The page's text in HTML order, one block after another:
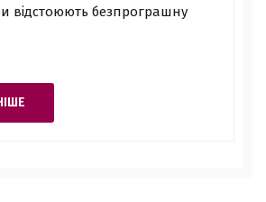
відстоюють безпрограшну